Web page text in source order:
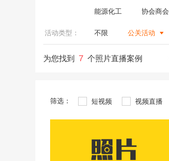
能源化工 协会商会
活动类型： 不限 公关活动
为您找到 7 个照片直播案例
筛选： 短视频 视频直播